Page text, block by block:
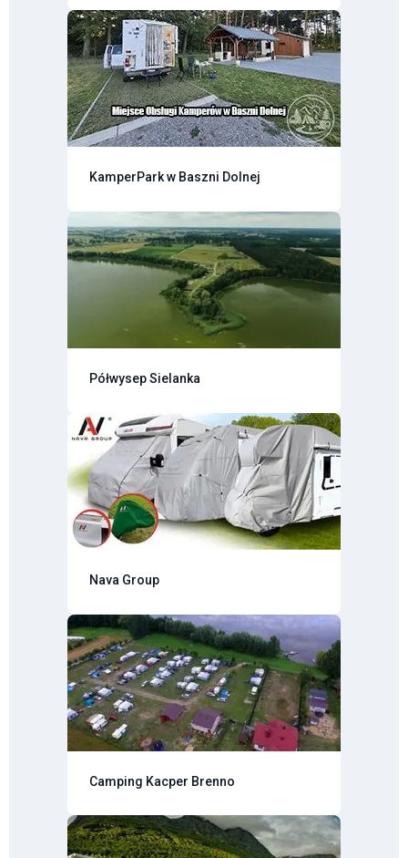
KamperPark w Baszni Dolnej
Półwysep Sielanka
Nava Group
Camping Kacper Brenno